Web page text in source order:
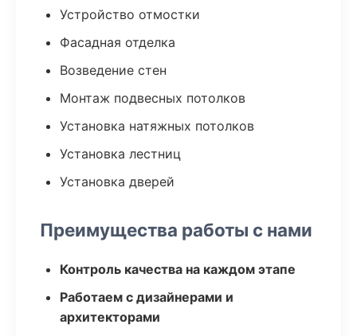
Устройство отмостки
Фасадная отделка
Возведение стен
Монтаж подвесных потолков
Установка натяжных потолков
Установка лестниц
Установка дверей
Преимущества работы с нами
Контроль качества на каждом этапе
Работаем с дизайнерами и
архитекторами